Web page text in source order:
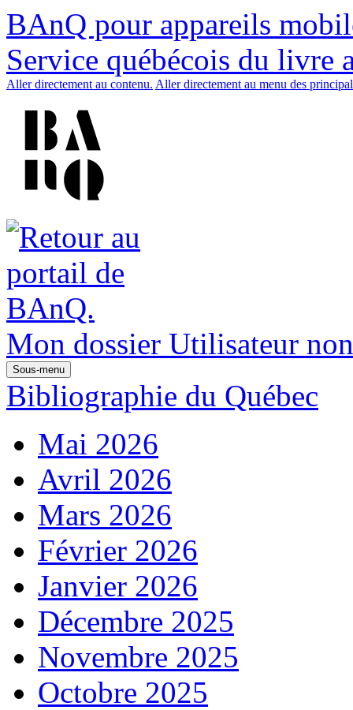
BAnQ pour appareils
Service québécois du livre
Aller directement au contenu. Aller directement au menu des
Mon dossier Utilisateur
Sous-menu
Bibliographie du Québec
Mai 2026
Avril 2026
Mars 2026
Février 2026
Janvier 2026
Décembre 2025
Novembre 2025
Octobre 2025